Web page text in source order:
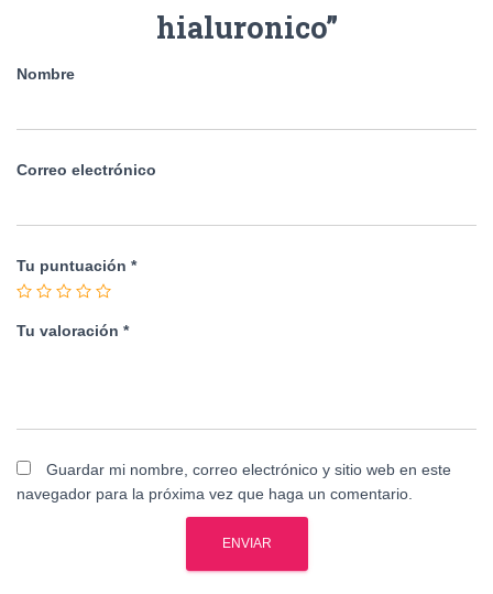
hialuronico”
Nombre
Correo electrónico
Tu puntuación *
Tu valoración *
Guardar mi nombre, correo electrónico y sitio web en este
navegador para la próxima vez que haga un comentario.